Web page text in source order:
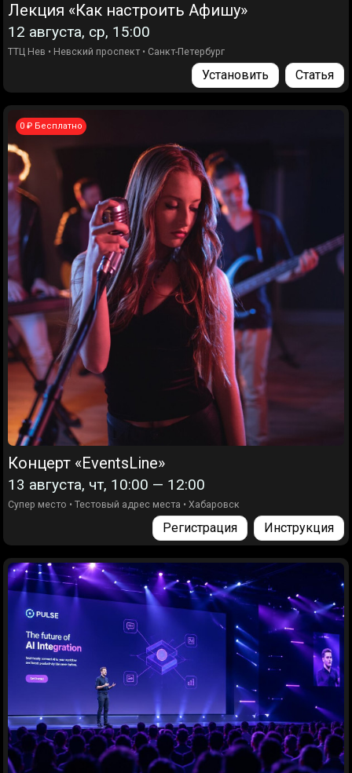
Лекция «Как настроить Афишу»
12 августа, ср, 15:00
ТТЦ Нев • Невский проспект • Санкт-Петербург
Установить Статья
0 ₽ Бесплатно
Концерт «EventsLine»
13 августа, чт, 10:00 — 12:00
Супер место • Тестовый адрес места • Хабаровск
Регистрация Инструкция